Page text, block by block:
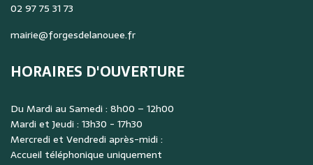
02 97 75 31 73
mairie@forgesdelanouee.fr
HORAIRES D'OUVERTURE
Du Mardi au Samedi : 8h00 – 12h00
Mardi et Jeudi : 13h30 - 17h30
Mercredi et Vendredi après-midi :
Accueil téléphonique uniquement